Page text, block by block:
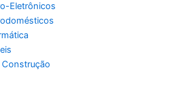
Eletrônicos
Construção